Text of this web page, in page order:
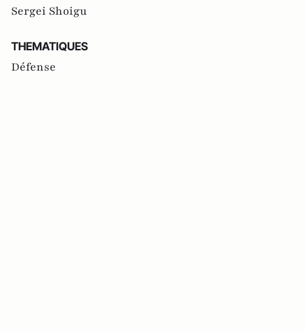
Sergei Shoigu
THEMATIQUES
Défense